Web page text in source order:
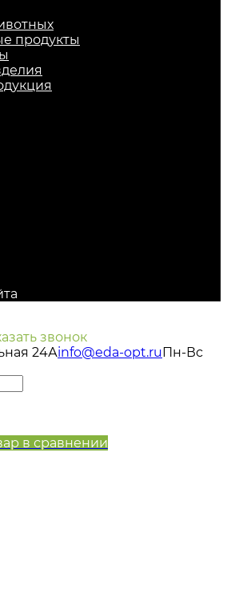
продукты
звонок
24Аinfo@eda-opt.ruПн-Вс
в сравнении